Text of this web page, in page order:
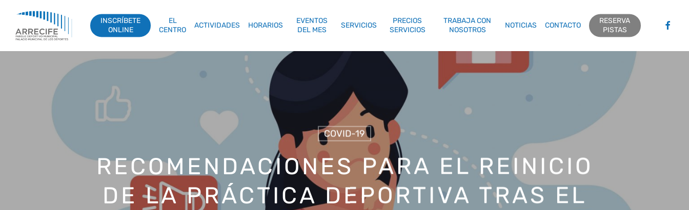
content
INSCRÍBETE
ONLINE
EL
CENTRO
ACTIVIDADES HORARIOS
EVENTOS
DEL MES
SERVICIOS
PRECIOS
SERVICIOS
TRABAJA CON
NOSOTROS
NOTICIAS CONTACTO
RESERVA
PISTAS
COVID-19
RECOMENDACIONES PARA EL REINICIO
DE LA PRÁCTICA DEPORTIVA TRAS EL